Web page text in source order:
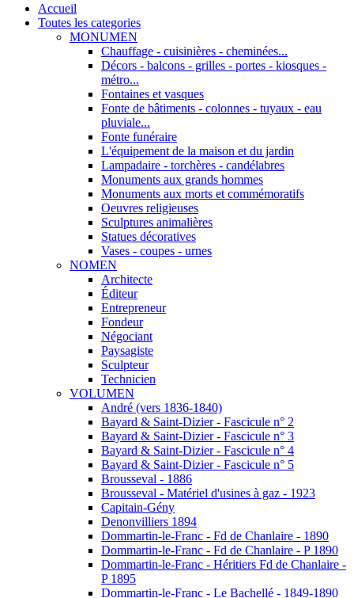
Accueil
Toutes les categories
MONUMEN
Chauffage - cuisinières - cheminées...
Décors - balcons - grilles - portes - kiosques -
métro...
Fontaines et vasques
Fonte de bâtiments - colonnes - tuyaux - eau
pluviale...
Fonte funéraire
L'équipement de la maison et du jardin
Lampadaire - torchères - candélabres
Monuments aux grands hommes
Monuments aux morts et commémoratifs
Oeuvres religieuses
Sculptures animalières
Statues décoratives
Vases - coupes - urnes
NOMEN
Architecte
Éditeur
Entrepreneur
Fondeur
Négociant
Paysagiste
Sculpteur
Technicien
VOLUMEN
André (vers 1836-1840)
Bayard & Saint-Dizier - Fascicule n° 2
Bayard & Saint-Dizier - Fascicule n° 3
Bayard & Saint-Dizier - Fascicule n° 4
Bayard & Saint-Dizier - Fascicule n° 5
Brousseval - 1886
Brousseval - Matériel d'usines à gaz - 1923
Capitain-Gény
Denonvilliers 1894
Dommartin-le-Franc - Fd de Chanlaire - 1890
Dommartin-le-Franc - Fd de Chanlaire - P 1890
Dommartin-le-Franc - Héritiers Fd de Chanlaire -
P 1895
Dommartin-le-Franc - Le Bachellé - 1849-1890